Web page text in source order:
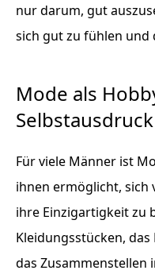
nur darum, gut
sich gut zu fühlen und
Mode als
Selbstausdruck
Für viele Männer ist
ihnen ermöglicht, sich
ihre Einzigartigkeit zu
Kleidungsstücken,
das